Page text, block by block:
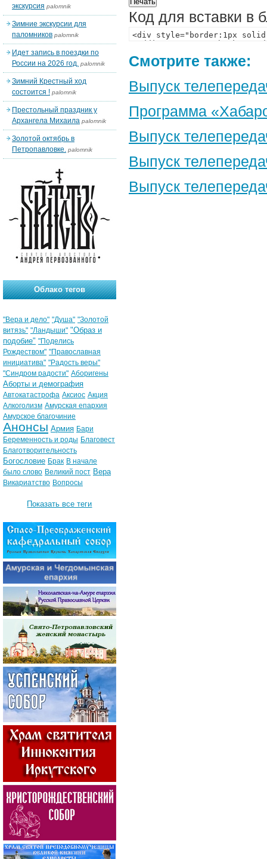
Код для вставки в
Смотрите также:
Выпуск
Программа
Выпуск
Выпуск
Выпуск
экскурсия palomnik
Зимние экскурсии для
паломников palomnik
Идет запись в поездки по
России на 2026 год. palomnik
Зимний Крестный ход
состоится ! palomnik
Престольный праздник у
Архангела Михаила palomnik
Золотой октябрь в
Петропавловке. palomnik
Облако тегов
"Вера и дело" "Душа" "Золотой
витязь" "Ландыши" "Образ и
подобие" "Поделись
Рождеством" "Православная
инициатива" "Радость веры"
"Синдром радости" Аборигены
Аборты и демография
Автокатастрофа Аксиос Акция
Алкоголизм Амурская епархия
Амурское благочиние
Анонсы Армия Бари
Беременность и роды Благовест
Благотворительность
Богословие Брак В начале
было слово Великий пост Вера
Викариатство Вопросы
Показать все теги